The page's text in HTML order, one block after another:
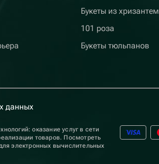
Букеты из хризантем
101 роза
Букеты тюльпанов
данных
оказание услуг в сети
товаров. Посмотреть
электронных вычислительных